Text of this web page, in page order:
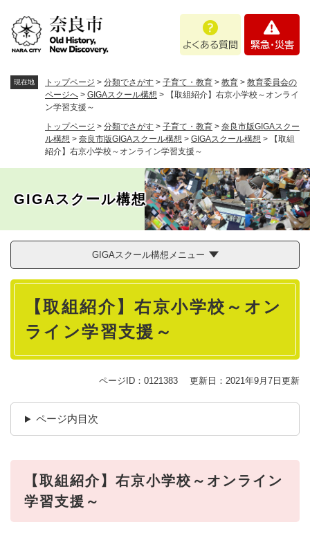
あ
問
・
現在地 トップページ > 分類でさがす > 子育て・教育 > 教育 > 教育委員会の
ページへ > GIGAスクール構想 >
【取組紹介】右京小学校～オンライ
ン学習支援～
トップページ > 分類でさがす > 子育て・教育 > 奈良市版GIGAスクー
ル構想 > 奈良市版GIGAスクール構想 > GIGAスクール構想 >
【取組
紹介】右京小学校～オンライン学習支援～
GIGAスクール構想
GIGAスクール構想メニュー
本
【取組紹介】右京小学校～オン
ライン学習支援～
ページID：0121383 更新日：2021年9月7日更新
ページ内目次
【取組紹介】右京小学校～オンライン
学習支援～